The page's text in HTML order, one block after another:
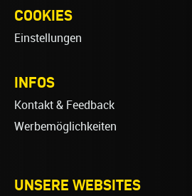
COOKIES
Einstellungen
INFOS
Kontakt & Feedback
Werbemöglichkeiten
UNSERE WEBSITES